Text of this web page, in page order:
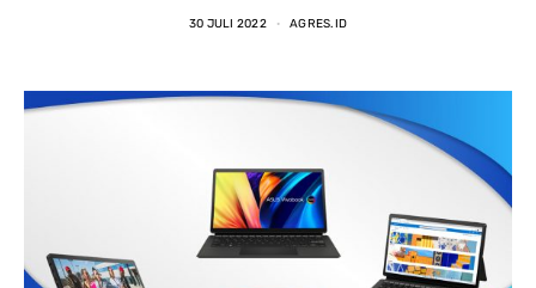
30 JULI 2022 AGRES.ID